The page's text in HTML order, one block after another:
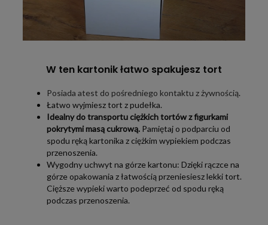
W ten kartonik łatwo spakujesz tort
Posiada atest do pośredniego kontaktu z żywnością.
Łatwo wyjmiesz tort z pudełka.
Idealny do transportu ciężkich tortów z figurkami
pokrytymi masą cukrową. Pamiętaj o podparciu od
spodu ręką kartonika z ciężkim wypiekiem podczas
przenoszenia.
Wygodny uchwyt na górze kartonu: Dzięki rączce na
górze opakowania z łatwością przeniesiesz lekki tort.
Cięższe wypieki warto podeprzeć od spodu ręką
podczas przenoszenia.